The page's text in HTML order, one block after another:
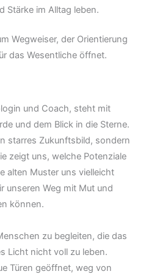
Stärke im Alltag leben.
Wegweiser, der Orientierung
das Wesentliche öffnet.
und Coach, steht mit
und dem Blick in die Sterne.
starres Zukunftsbild, sondern
zeigt uns, welche Potenziale
alten Muster uns vielleicht
unseren Weg mit Mut und
können.
zu begleiten, die das
Licht nicht voll zu leben.
Türen geöffnet, weg von